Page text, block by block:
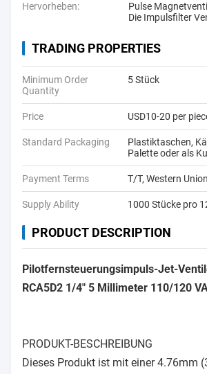
Hervorheben: Pulse Magnetventil
Die Impulsfilter
TRADING PROPERTIES
Minimum Order
Quantity
5 Stück
Price USD10-20 per
Standard Packaging
Plastiktaschen,
Palette oder als
Payment Terms T/T, Western
Supply Ability 1000 Stücke pro
PRODUCT DESCRIPTION
Pilotfernsteuerungsimpuls-Jet-
RCA5D2 1/4" 5 Millimeter 110/120
PRODUKT-BESCHREIBUNG
Dieses Produkt ist mit einer 4.76mm